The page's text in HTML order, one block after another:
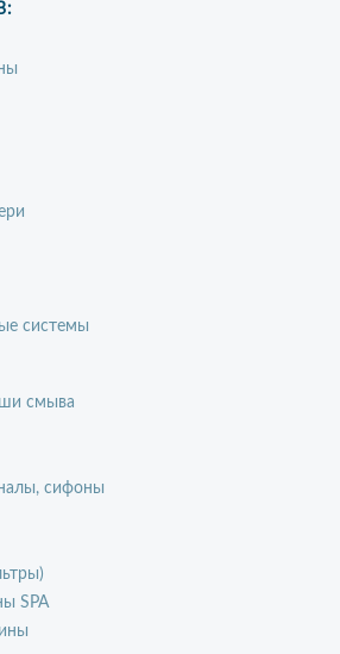
системы
смыва
сифоны
SPA